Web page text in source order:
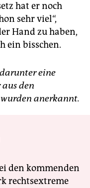
hat er noch
sehr viel“,
Hand zu haben,
ein bisschen.
eine
den
anerkannt.
den kommenden
rechtsextreme